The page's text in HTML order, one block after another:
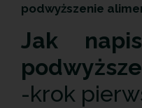
podwyższenie
Jak
-krok